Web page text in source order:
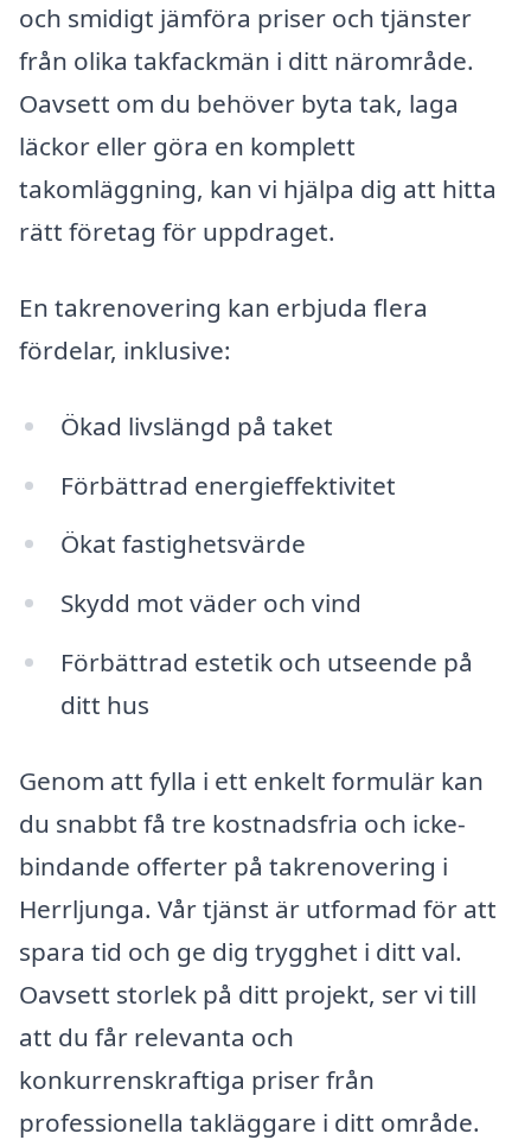
och smidigt jämföra priser och tjänster
från olika takfackmän i ditt närområde.
Oavsett om du behöver byta tak, laga
läckor eller göra en komplett
takomläggning, kan vi hjälpa dig att hitta
rätt företag för uppdraget.
En takrenovering kan erbjuda flera
fördelar, inklusive:
Ökad livslängd på taket
Förbättrad energieffektivitet
Ökat fastighetsvärde
Skydd mot väder och vind
Förbättrad estetik och utseende på
ditt hus
Genom att fylla i ett enkelt formulär kan
du snabbt få tre kostnadsfria och icke-
bindande offerter på takrenovering i
Herrljunga. Vår tjänst är utformad för att
spara tid och ge dig trygghet i ditt val.
Oavsett storlek på ditt projekt, ser vi till
att du får relevanta och
konkurrenskraftiga priser från
professionella takläggare i ditt område.